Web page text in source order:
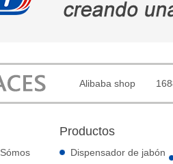
Alibaba shop
Productos
Dispensador de jabón